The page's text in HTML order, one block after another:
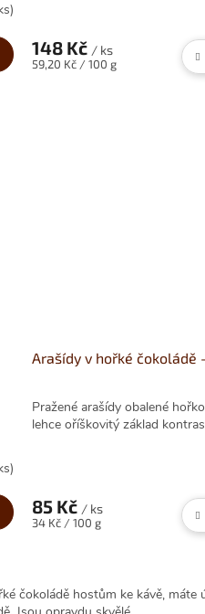
148 Kč / ks
Měrná
59,20 Kč / 100 g
Arašídy v hořké čokoládě
Pražené arašídy obalené
lehce oříškovitý základ
85 Kč / ks
Měrná
34 Kč / 100 g
čokoládě hostům ke kávě, máte